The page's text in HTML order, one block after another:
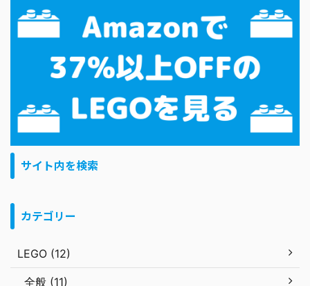
サイト内を検索
カテゴリー
LEGO (12)
全般 (11)